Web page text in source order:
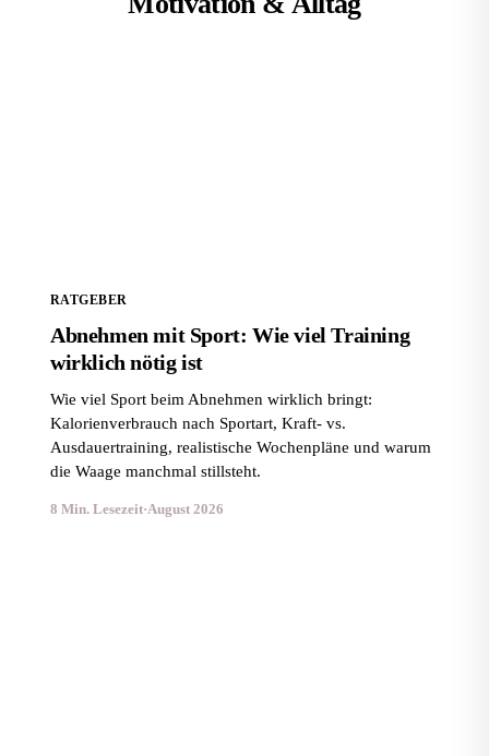
RATGEBER
Abnehmen mit Sport: Wie viel Training
wirklich nötig ist
Wie viel Sport beim Abnehmen wirklich bringt:
Kalorienverbrauch nach Sportart, Kraft- vs.
Ausdauertraining, realistische Wochenpläne und warum
die Waage manchmal stillsteht.
8 Min. Lesezeit·August 2026